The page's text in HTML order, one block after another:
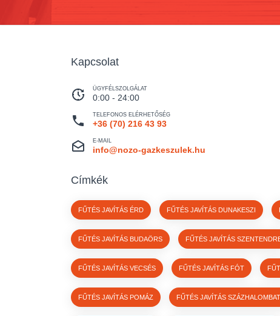
Kapcsolat
ÜGYFÉLSZOLGÁLAT
0:00 - 24:00
TELEFONOS ELÉRHETŐSÉG
+36 (70) 216 43 93
E-MAIL
info@nozo-gazkeszulek.hu
Címkék
FŰTÉS JAVÍTÁS ÉRD FŰTÉS JAVÍTÁS DUNAKESZI
FŰTÉS JAVÍTÁS BUDAÖRS FŰTÉS JAVÍTÁS
FŰTÉS JAVÍTÁS VECSÉS FŰTÉS JAVÍTÁS FÓT
FŰTÉS JAVÍTÁS POMÁZ FŰTÉS JAVÍTÁS